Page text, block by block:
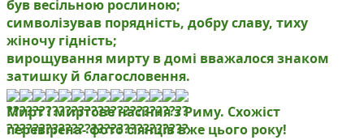
був весільною рослиною;
символізував порядність, добру славу, тиху
жіночу гідність;
вирощування мирту в домі вважалося знаком
затишку й благословення.
Мирт і миртове насіння з Риму. Схожіст
перевірена- фото сіянців вже цього року!